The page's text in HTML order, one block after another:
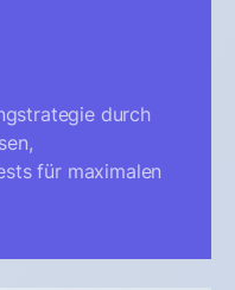
durch
für maximalen